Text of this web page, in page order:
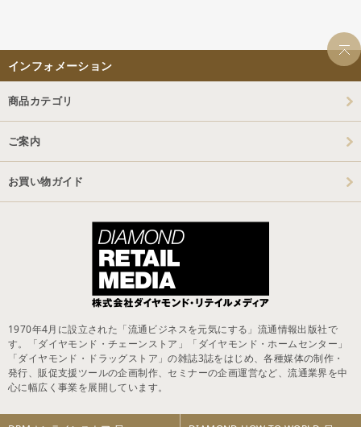
インフォメーション
商品カテゴリ
ご案内
お買い物ガイド
1970年4月に設立された「流通ビジネスを元気にする」流通情報出版社で
す。「ダイヤモンド・チェーンストア」「ダイヤモンド・ホームセンター」
「ダイヤモンド・ドラッグストア」の雑誌3誌をはじめ、各種媒体の制作・
発行、販促支援ツールの企画制作、セミナーの企画運営など、流通業界を中
心に幅広く事業を展開しています。